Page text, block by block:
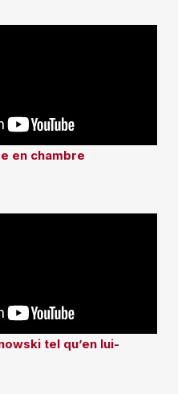
en chambre
tel qu’en lui-